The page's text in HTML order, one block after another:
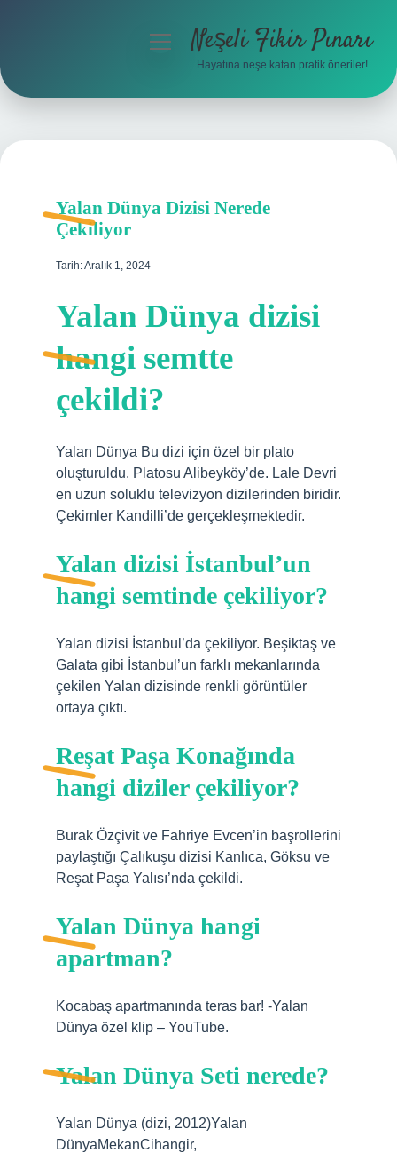
Hakkımızda
menüyüNeşeli Fikir Pınarı
Hayatına neşe katan pratik öneriler!
Yalan Dünya Dizisi Nerede
Çekiliyor
Tarih: Aralık 1, 2024
Yalan Dünya dizisi
hangi semtte
çekildi?
Yalan Dünya Bu dizi için özel bir plato
oluşturuldu. Platosu Alibeyköy’de. Lale Devri
en uzun soluklu televizyon dizilerinden biridir.
Çekimler Kandilli’de gerçekleşmektedir.
Yalan dizisi İstanbul’un
hangi semtinde çekiliyor?
Yalan dizisi İstanbul’da çekiliyor. Beşiktaş ve
Galata gibi İstanbul’un farklı mekanlarında
çekilen Yalan dizisinde renkli görüntüler
ortaya çıktı.
Reşat Paşa Konağında
hangi diziler çekiliyor?
Burak Özçivit ve Fahriye Evcen’in başrollerini
paylaştığı Çalıkuşu dizisi Kanlıca, Göksu ve
Reşat Paşa Yalısı’nda çekildi.
Yalan Dünya hangi
apartman?
Kocabaş apartmanında teras bar! -Yalan
Dünya özel klip – YouTube.
Yalan Dünya Seti nerede?
Yalan Dünya (dizi, 2012)Yalan
DünyaMekanCihangir,